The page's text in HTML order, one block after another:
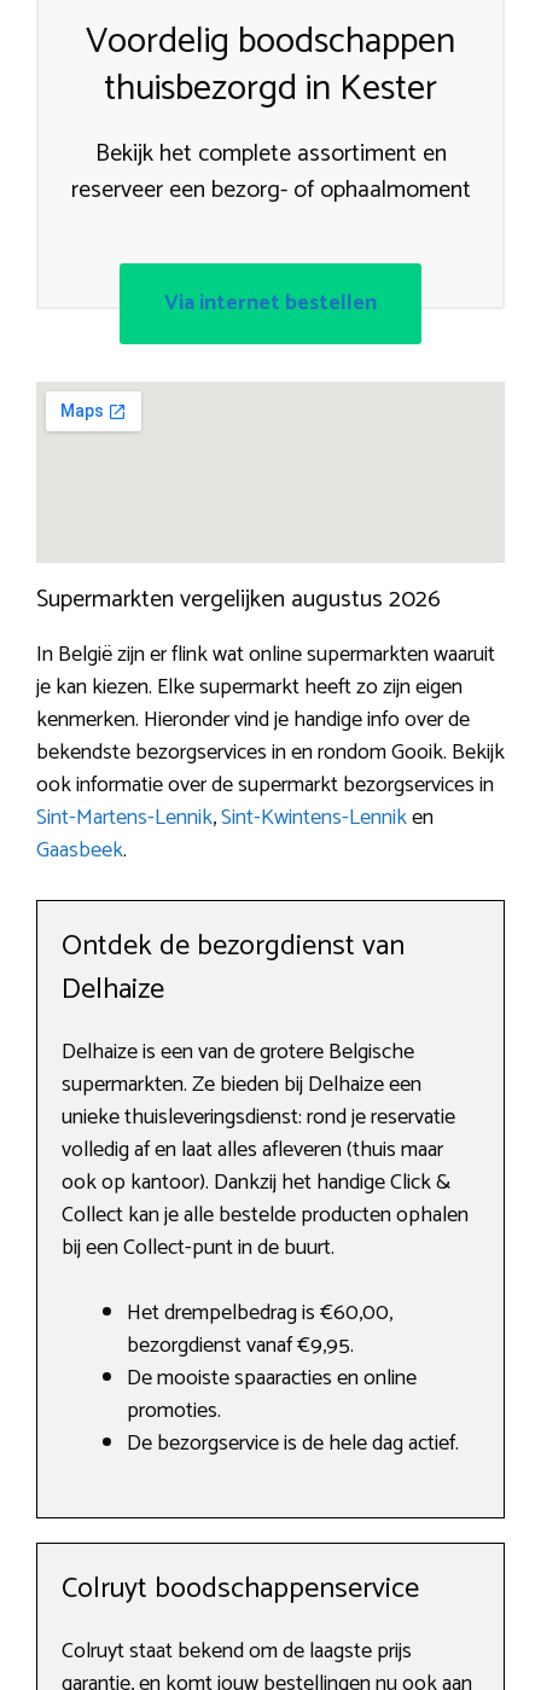
Voordelig boodschappen
thuisbezorgd in Kester
Bekijk het complete assortiment en
reserveer een bezorg- of ophaalmoment
Via internet bestellen
Supermarkten vergelijken augustus 2026
In België zijn er flink wat online supermarkten waaruit
je kan kiezen. Elke supermarkt heeft zo zijn eigen
kenmerken. Hieronder vind je handige info over de
bekendste bezorgservices in en rondom Gooik. Bekijk
ook informatie over de supermarkt bezorgservices in
Sint-Martens-Lennik,Sint-Kwintens-Lenniken
Gaasbeek.
Ontdek de bezorgdienst van
Delhaize
Delhaize is een van de grotere Belgische
supermarkten. Ze bieden bij Delhaize een
unieke thuisleveringsdienst: rond je reservatie
volledig af en laat alles afleveren (thuis maar
ook op kantoor). Dankzij het handige Click &
Collect kan je alle bestelde producten ophalen
bij een Collect-punt in de buurt.
Het drempelbedrag is €60,00,
bezorgdienst vanaf €9,95.
De mooiste spaaracties en online
promoties.
De bezorgservice is de hele dag actief.
Colruyt boodschappenservice
Colruyt staat bekend om de laagste prijs